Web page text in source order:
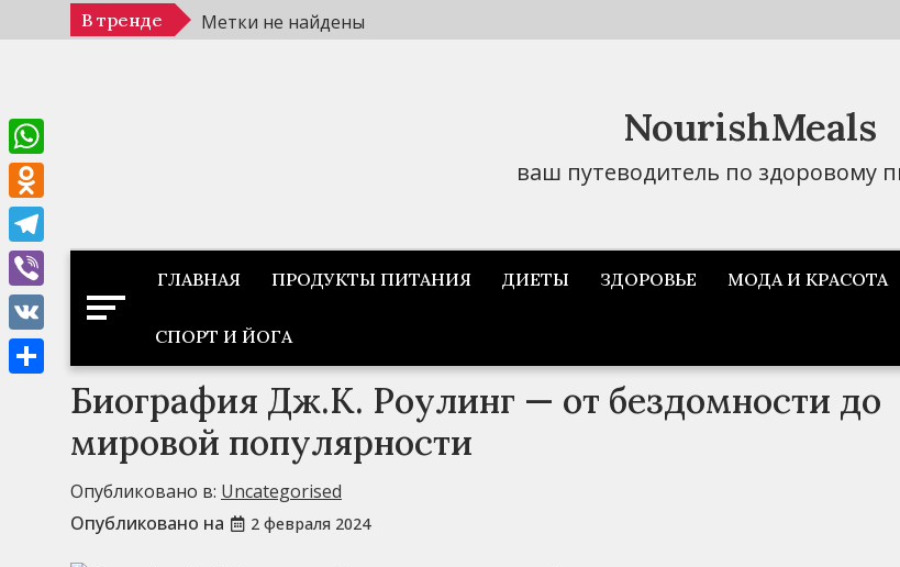
к
В тренде Метки не найдены
NourishMeals
ваш путеводитель по здоровому
ГЛАВНАЯ ПРОДУКТЫ ПИТАНИЯ ДИЕТЫ ЗДОРОВЬЕ МОДА И КРАСОТА
СПОРТ И ЙОГА
Биография Дж.К. Роулинг — от бездомности до
мировой популярности
Опубликовано в: Uncategorised
Опубликовано на
2 февраля 2024
WhatsApp
Odnoklassniki
Telegram
Viber
VK
Отправить